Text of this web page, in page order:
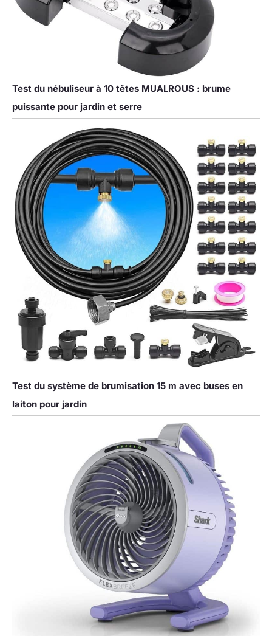
Test du nébuliseur à 10 têtes MUALROUS : brume
puissante pour jardin et serre
Test du système de brumisation 15 m avec buses en
laiton pour jardin